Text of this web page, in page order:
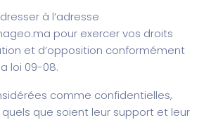
à l’adresse
pour exercer vos droits
et d’opposition conformément
loi 09-08.
comme confidentielles,
que soient leur support et leur